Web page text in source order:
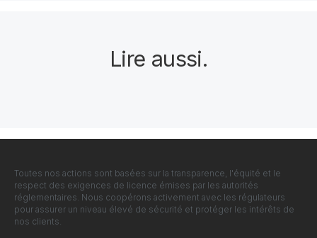
Lire aussi.
Toutes nos actions sont basées sur la transparence, l'équité et le
respect des exigences de licence émises par les autorités
réglementaires. Nous coopérons activement avec les régulateurs
pour assurer un niveau élevé de sécurité et protéger les intérêts de
nos clients.